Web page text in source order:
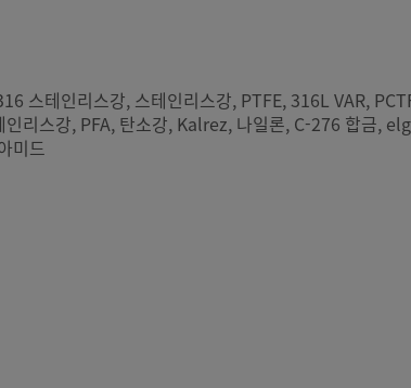
스테인리스강, 스테인리스강, PTFE, 316L VAR,
리스강, PFA, 탄소강, Kalrez, 나일론, C-276 합금,
미드